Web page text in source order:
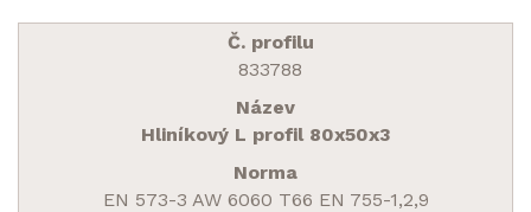
833788
Hliníkový L profil 80x50x3
EN 573-3 AW 6060 T66 EN 755-1,2,9